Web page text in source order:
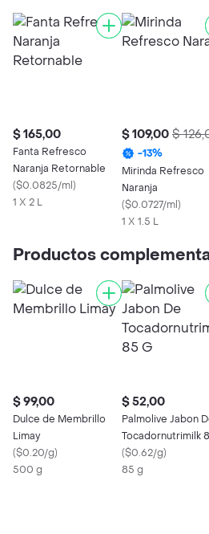
$ 165,00
Fanta Refresco
Naranja Retornable
($0.0825/ml)
1 X 2 L
$ 109,00 $
-13%
Mirinda Refresco
Naranja
($0.0727/ml)
1 X 1.5 L
Productos
$ 99,00
Dulce de Membrillo
Limay
($0.20/g)
500 g
$ 52,00
Palmolive Jabon
Tocadornutrimilk
($0.62/g)
85 g